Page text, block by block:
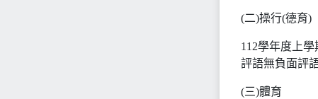
(二)操行(德育)
112學年度上
評語無負面評
(三)體育